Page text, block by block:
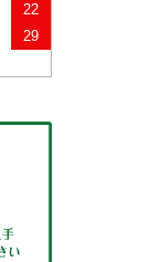
22
29